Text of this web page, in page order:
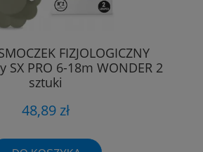
FIZJOLOGICZNY
SX PRO 6-18m WONDER 2
sztuki
48,89 zł